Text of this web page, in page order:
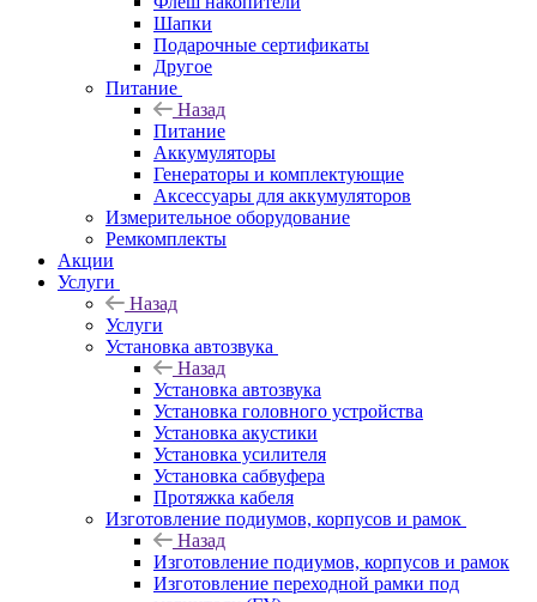
Шапки
Подарочные сертификаты
Другое
Питание
Назад
Питание
Аккумуляторы
Генераторы и комплектующие
Аксессуары для аккумуляторов
Измерительное оборудование
Ремкомплекты
Акции
Услуги
Назад
Услуги
Установка автозвука
Назад
Установка автозвука
Установка головного устройства
Установка акустики
Установка усилителя
Установка сабвуфера
Протяжка кабеля
Изготовление подиумов, корпусов и рамок
Назад
Изготовление подиумов, корпусов и рамок
Изготовление переходной рамки под